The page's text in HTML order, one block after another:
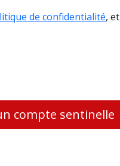
de confidentialité, et
compte sentinelle